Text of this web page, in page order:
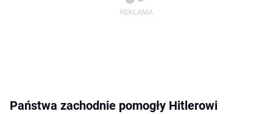
Państwa zachodnie pomogły Hitlerowi